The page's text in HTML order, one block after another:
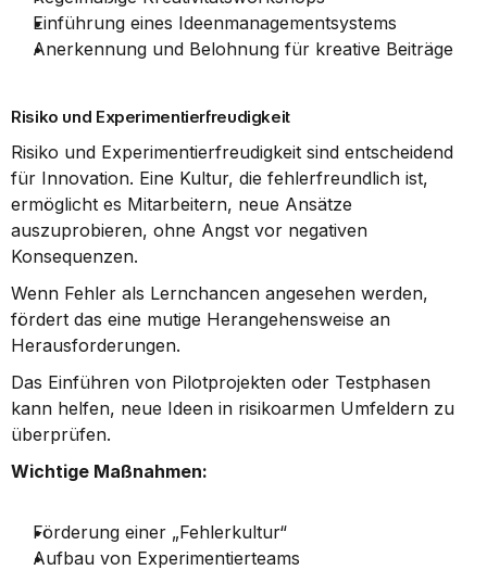
Einführung eines Ideenmanagementsystems
Anerkennung und Belohnung für kreative Beiträge
Risiko und Experimentierfreudigkeit
Risiko und Experimentierfreudigkeit sind entscheidend
für Innovation. Eine Kultur, die fehlerfreundlich ist,
ermöglicht es Mitarbeitern, neue Ansätze
auszuprobieren, ohne Angst vor negativen
Konsequenzen.
Wenn Fehler als Lernchancen angesehen werden,
fördert das eine mutige Herangehensweise an
Herausforderungen.
Das Einführen von Pilotprojekten oder Testphasen
kann helfen, neue Ideen in risikoarmen Umfeldern zu
überprüfen.
Wichtige Maßnahmen:
Förderung einer „Fehlerkultur“
Aufbau von Experimentierteams